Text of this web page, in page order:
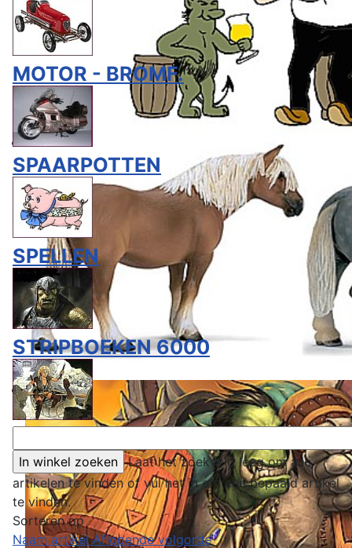
MOTOR - BROMF.
SPAARPOTTEN
SPELLEN
STRIPBOEKEN 6000
Laat het zoekveld leeg om alle
artikelen te vinden of vul het in om een bepaald artikel
te vinden.
Sorteren op
Naam artikel Aflopende volgorde